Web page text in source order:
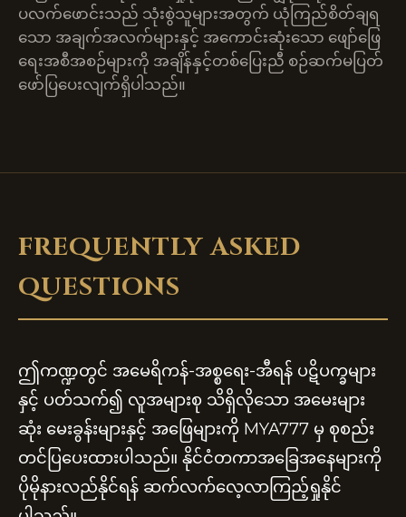
ပလက်ဖောင်းသည် သုံးစွဲသူများအတွက် ယုံကြည်စိတ်ချရ
သော အချက်အလက်များနှင့် အကောင်းဆုံးသော ဖျော်ဖြေ
ရေးအစီအစဉ်များကို အချိန်နှင့်တစ်ပြေးညီ စဉ်ဆက်မပြတ်
ဖော်ပြပေးလျက်ရှိပါသည်။
FREQUENTLY ASKED
QUESTIONS
ဤကဏ္ဍတွင် အမေရိကန်-အစ္စရေး-အီရန် ပဋိပက္ခများ
နှင့် ပတ်သက်၍ လူအများစု သိရှိလိုသော အမေးများ
ဆုံး မေးခွန်းများနှင့် အဖြေများကို MYA777 မှ စုစည်း
တင်ပြပေးထားပါသည်။ နိုင်ငံတကာအခြေအနေများကို
ပိုမိုနားလည်နိုင်ရန် ဆက်လက်လေ့လာကြည့်ရှုနိုင်